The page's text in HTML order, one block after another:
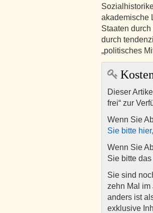
akademische
Staaten
durch
„politisches
Dieser
frei“ zur
Wenn Sie
Sie bitte
Wenn Sie
Sie bitte das
Sie sind
zehn Mal
anders ist
exklusive